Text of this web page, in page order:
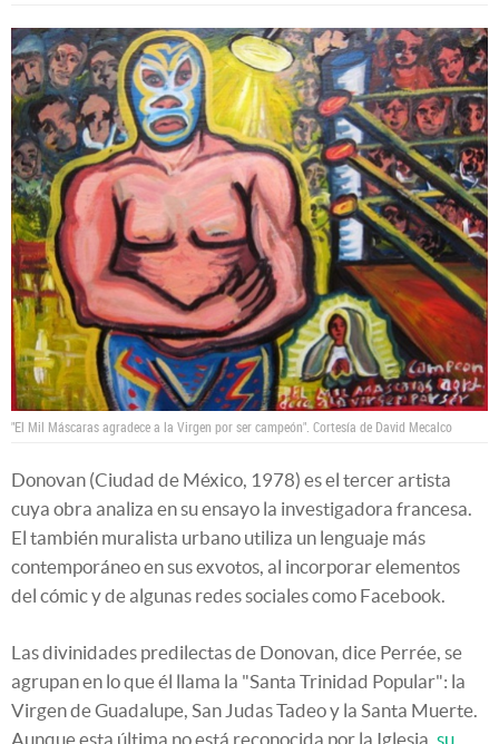
"El Mil Máscaras agradece a la Virgen por ser campeón". Cortesía de David Mecalco
Donovan (Ciudad de México, 1978) es el tercer artista
cuya obra analiza en su ensayo la investigadora francesa.
El también muralista urbano utiliza un lenguaje más
contemporáneo en sus exvotos, al incorporar elementos
del cómic y de algunas redes sociales como Facebook.
Las divinidades predilectas de Donovan, dice Perrée, se
agrupan en lo que él llama la "Santa Trinidad Popular": la
Virgen de Guadalupe, San Judas Tadeo y la Santa Muerte.
Aunque esta última no está reconocida por la Iglesia, su